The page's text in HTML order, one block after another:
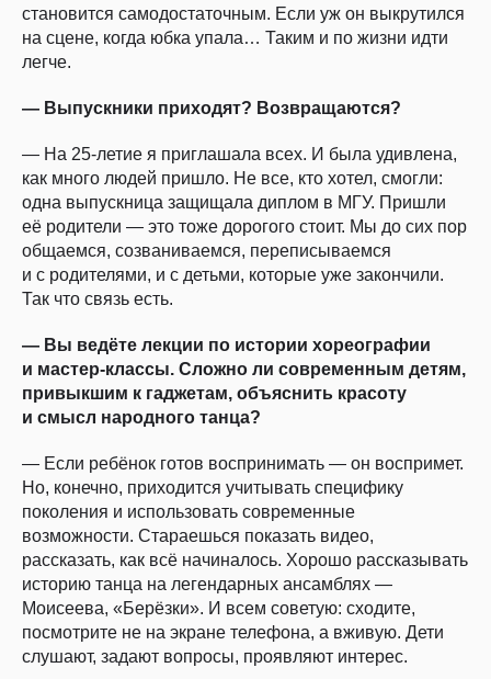
становится самодостаточным. Если уж он выкрутился
на сцене, когда юбка упала… Таким и по жизни идти
легче.
— Выпускники приходят? Возвращаются?
— На 25-летие я приглашала всех. И была удивлена,
как много людей пришло. Не все, кто хотел, смогли:
одна выпускница защищала диплом в МГУ. Пришли
её родители — это тоже дорогого стоит. Мы до сих пор
общаемся, созваниваемся, переписываемся
и с родителями, и с детьми, которые уже закончили.
Так что связь есть.
— Вы ведёте лекции по истории хореографии
и мастер-классы. Сложно ли современным детям,
привыкшим к гаджетам, объяснить красоту
и смысл народного танца?
— Если ребёнок готов воспринимать — он воспримет.
Но, конечно, приходится учитывать специфику
поколения и использовать современные
возможности. Стараешься показать видео,
рассказать, как всё начиналось. Хорошо рассказывать
историю танца на легендарных ансамблях —
Моисеева, «Берёзки». И всем советую: сходите,
посмотрите не на экране телефона, а вживую. Дети
слушают, задают вопросы, проявляют интерес.